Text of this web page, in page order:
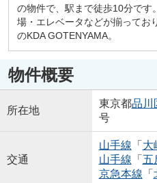
の物件で、駅まで徒歩10分です
場・エレベータなどが揃ってお
のKDA GOTENYAMA。
物件概要
所在地
東京都品川
号
交通
山手線 「 大
山手線 「 五
京急本線 「